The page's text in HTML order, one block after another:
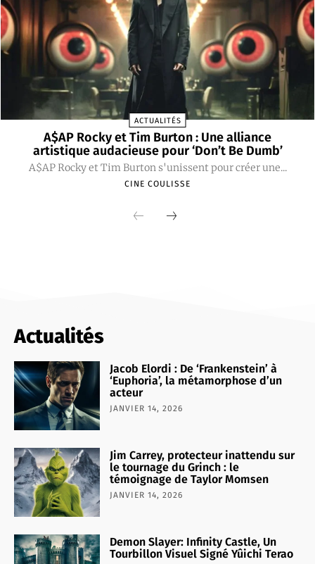
ACTUALITÉS
A$AP Rocky et Tim Burton : Une alliance
artistique audacieuse pour ‘Don’t Be Dumb’
A$AP Rocky et Tim Burton s'unissent pour créer une...
CINE COULISSE
Actualités
Jacob Elordi : De ‘Frankenstein’ à
‘Euphoria’, la métamorphose d’un
acteur
JANVIER 14, 2026
Jim Carrey, protecteur inattendu sur
le tournage du Grinch : le
témoignage de Taylor Momsen
JANVIER 14, 2026
Demon Slayer: Infinity Castle, Un
Tourbillon Visuel Signé Yûichi Terao